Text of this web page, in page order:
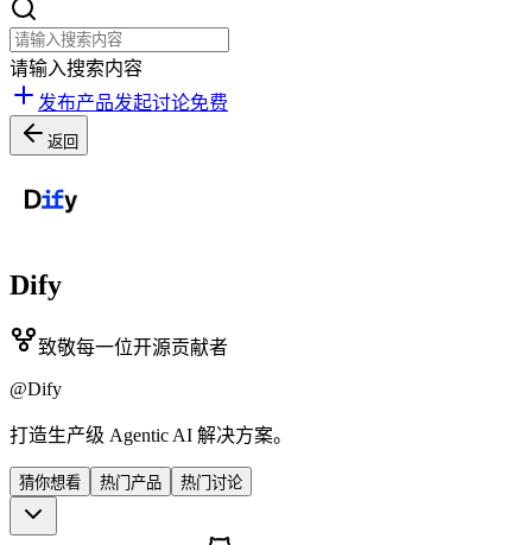
请输入搜索内容
发布产品发起讨论免费
返回
Dify
致敬每一位开源贡献者
@Dify
打造生产级 Agentic AI 解决方案。
猜你想看 热门产品 热门讨论